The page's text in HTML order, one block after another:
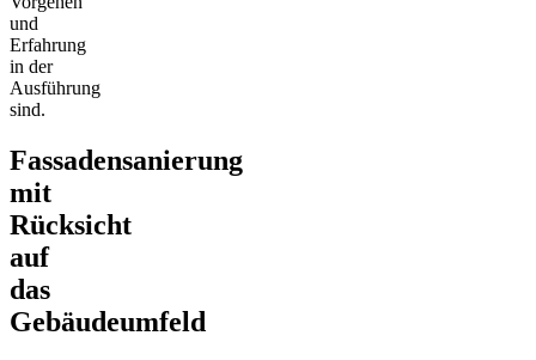
und
Erfahrung
in der
Ausführung
sind.
Fassadensanierung
mit
Rücksicht
auf
das
Gebäudeumfeld